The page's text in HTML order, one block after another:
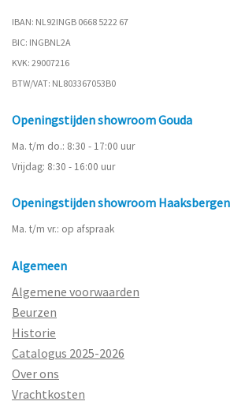
IBAN: NL92INGB 0668 5222 67
BIC: INGBNL2A
KVK: 29007216
BTW/VAT: NL803367053B0
Openingstijden showroom Gouda
Ma. t/m do.: 8:30 - 17:00 uur
Vrijdag: 8:30 - 16:00 uur
Openingstijden showroom Haaksbergen
Ma. t/m vr.: op afspraak
Algemeen
Algemene voorwaarden
Beurzen
Historie
Catalogus 2025-2026
Over ons
Vrachtkosten